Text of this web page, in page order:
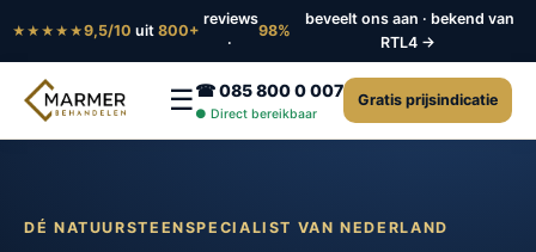
★★★★★9,5/10 uit 800+
reviews
·
98%
beveelt ons aan · bekend van
RTL4 →
☰☎ 085 800 0 007
● Direct bereikbaar
Gratis prijsindicatie
DÉ NATUURSTEENSPECIALIST VAN NEDERLAND